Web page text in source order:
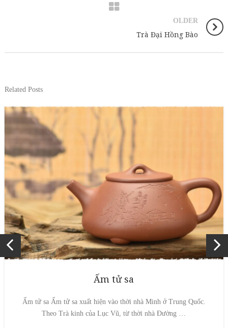
OLDER
Trà Đại Hồng Bào
Related Posts
Ấm tử sa
Ấm tử sa Ấm tử sa xuất hiện vào thời nhà Minh ở Trung Quốc.
Theo Trà kinh của Lục Vũ, từ thời nhà Đường …